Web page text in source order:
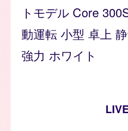
トモデル Core
動運転 小型 卓上
強力 ホワイト